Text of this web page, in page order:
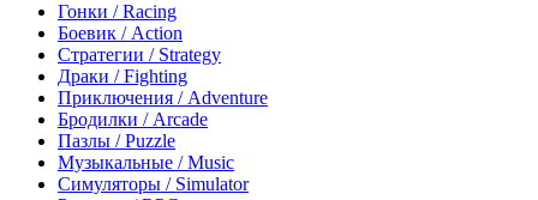
Гонки / Racing
Боевик / Action
Стратегии / Strategy
Драки / Fighting
Приключения / Adventure
Бродилки / Arcade
Пазлы / Puzzle
Музыкальные / Music
Симуляторы / Simulator